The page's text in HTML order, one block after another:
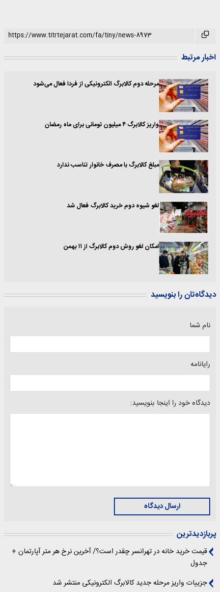
اخبار مرتبط
مرحله دوم کالابرگ الکترونیکی از فردا فعال می‌شود
واریز کالابرگ ۴ میلیون‌ تومانی‌ برای‌ ماه‌ رمضان
مبلغ کالابرگ با مصرف خانوار تناسب ندارد
لغو شیوه دوم خرید کالابرگ فعال شد
امکان لغو روش دوم کالابرگ از ۱۱ بهمن
دیدگاه‌تان را بنویسید
نام شما
رایانامه
دیدگاه خود را اینجا بنویسید:
ارسال دیدگاه
پربازدیدترین
قیمت خرید خانه در تهرانسر چقدر است؟/ آخرین نرخ هر متر آپارتمان +
جدول
جزییات واریز مرحله جدید کالابرگ الکترونیکی منتشر شد